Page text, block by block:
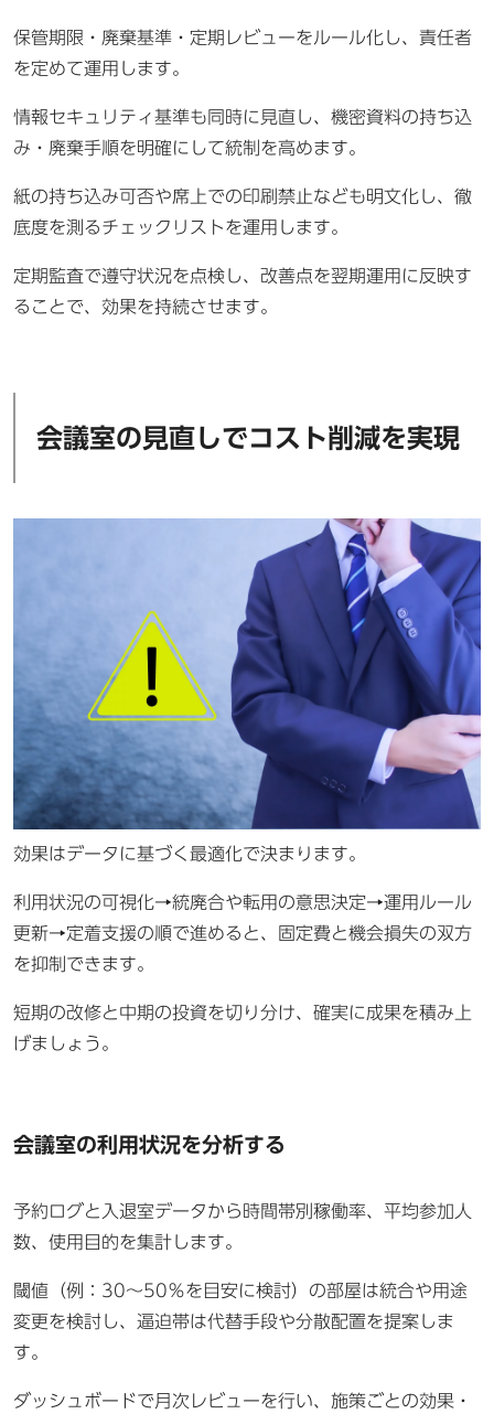
保管期限・廃棄基準・定期レビューをルール化し、責任者
を定めて運用します。
情報セキュリティ基準も同時に見直し、機密資料の持ち込
み・廃棄手順を明確にして統制を高めます。
紙の持ち込み可否や席上での印刷禁止なども明文化し、徹
底度を測るチェックリストを運用します。
定期監査で遵守状況を点検し、改善点を翌期運用に反映す
ることで、効果を持続させます。
会議室の見直しでコスト削減を実現
効果はデータに基づく最適化で決まります。
利用状況の可視化→統廃合や転用の意思決定→運用ルール
更新→定着支援の順で進めると、固定費と機会損失の双方
を抑制できます。
短期の改修と中期の投資を切り分け、確実に成果を積み上
げましょう。
会議室の利用状況を分析する
予約ログと入退室データから時間帯別稼働率、平均参加人
数、使用目的を集計します。
閾値（例：30～50％を目安に検討）の部屋は統合や用途
変更を検討し、逼迫帯は代替手段や分散配置を提案しま
す。
ダッシュボードで月次レビューを行い、施策ごとの効果・